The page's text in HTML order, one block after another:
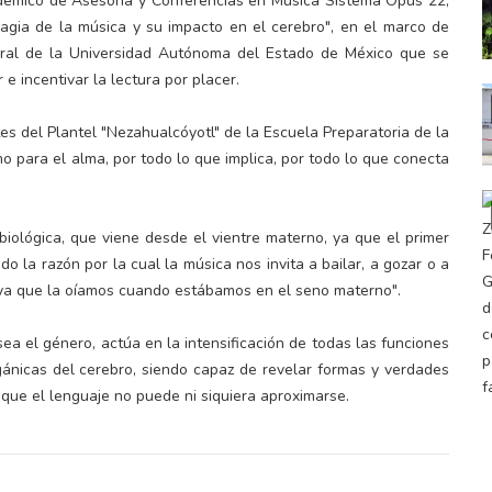
de la música y su impacto en el cerebro", en el marco de
de la Universidad Autónoma del Estado de México que se
e incentivar la lectura por placer.
del Plantel "Nezahualcóyotl" de la Escuela Preparatoria de la
para el alma, por todo lo que implica, por todo lo que conecta
que viene desde el vientre materno, ya que el primer
la razón por la cual la música nos invita a bailar, a gozar o a
que la oíamos cuando estábamos en el seno materno".
el género, actúa en la intensificación de todas las funciones
del cerebro, siendo capaz de revelar formas y verdades
el lenguaje no puede ni siquiera aproximarse.